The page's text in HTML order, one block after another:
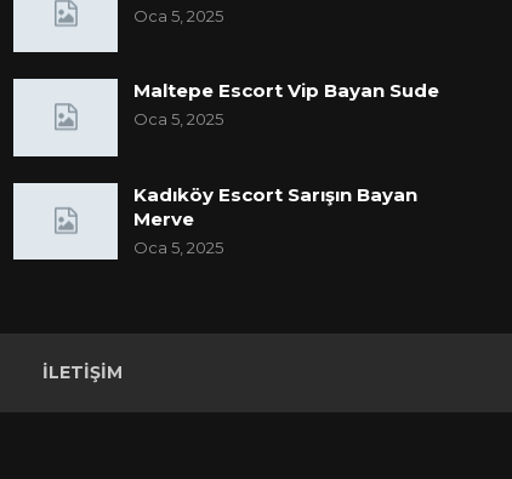
Oca 5, 2025
Maltepe Escort Vip Bayan Sude
Oca 5, 2025
Kadıköy Escort Sarışın Bayan
Merve
Oca 5, 2025
İLETIŞIM